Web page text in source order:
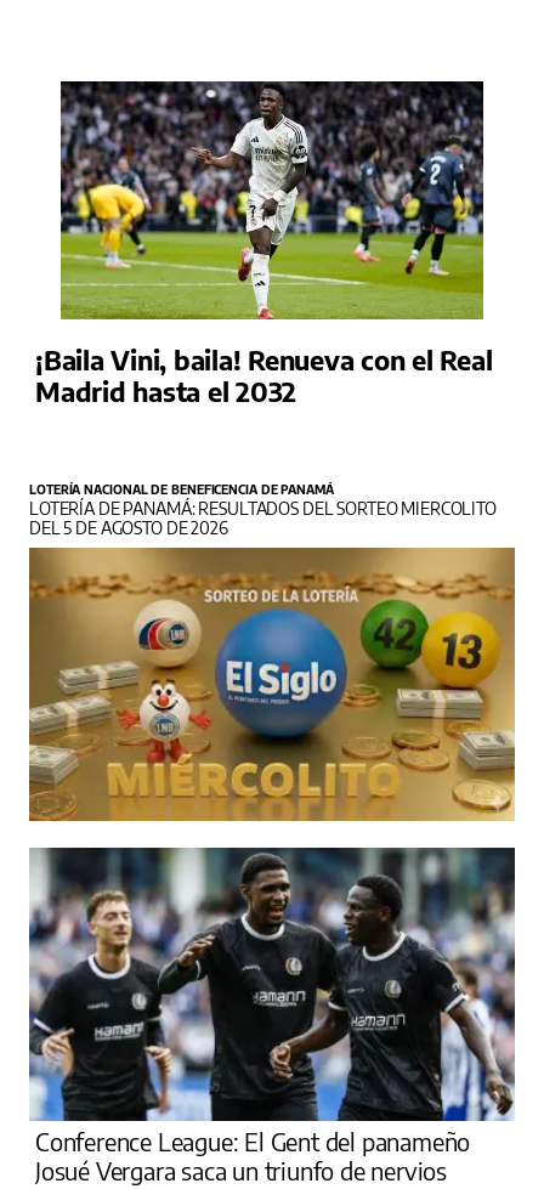
¡Baila Vini, baila! Renueva con el Real
Madrid hasta el 2032
LOTERÍA NACIONAL DE BENEFICENCIA DE PANAMÁ
LOTERÍA DE PANAMÁ: RESULTADOS DEL SORTEO MIERCOLITO
DEL 5 DE AGOSTO DE 2026
Conference League: El Gent del panameño
Josué Vergara saca un triunfo de nervios